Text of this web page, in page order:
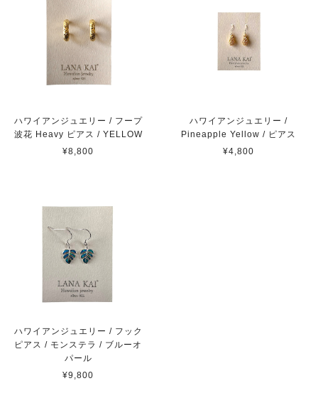
ハワイアンジュエリー / フープ
波花 Heavy ピアス / YELLOW
¥8,800
ハワイアンジュエリー /
Pineapple Yellow / ピアス
¥4,800
ハワイアンジュエリー / フック
ピアス / モンステラ / ブルーオ
パール
¥9,800